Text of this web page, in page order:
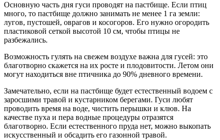
Основную часть дня гуси проводят на пастбище. Если птиц
много, то пастбище должно занимать не менее 1 га земли:
лугов, пустошей, оврагов и косогоров. Его нужно огородить
пластиковой сеткой высотой 10 см, чтобы птицы не
разбежались.
Возможность гулять на свежем воздухе важна для гусей: это
благотворно скажется на их росте и плодовитости. Летом они
могут находиться вне птичника до 90% дневного времени.
Замечательно, если на пастбище будет естественный водоем с
заросшими травой и кустарником берегами. Гуси любят
проводить время на воде, чистить перышки и клюв. На
качестве пуха и пера водные процедуры отразятся
благотворно. Если естественного пруда нет, можно выкопать
искусственный и обсадить его газонной травой.